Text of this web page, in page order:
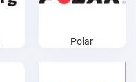
Polar